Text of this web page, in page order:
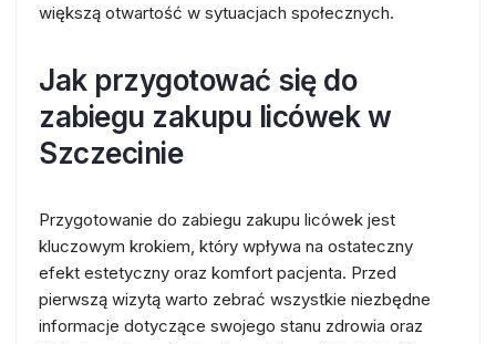
większą otwartość w sytuacjach społecznych.
Jak przygotować się do
zabiegu zakupu licówek w
Szczecinie
Przygotowanie do zabiegu zakupu licówek jest
kluczowym krokiem, który wpływa na ostateczny
efekt estetyczny oraz komfort pacjenta. Przed
pierwszą wizytą warto zebrać wszystkie niezbędne
informacje dotyczące swojego stanu zdrowia oraz